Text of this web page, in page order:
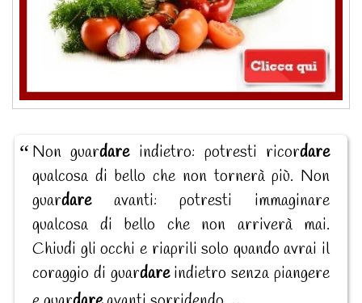
Non guardareindietro: potresti ricordare
qualcosa di bello che non tornerà più. Non
guardareavanti: potresti immaginare
qualcosa di bello che non arriverà mai.
Chiudi gli occhi e riaprili solo quando avrai il
coraggio di guardareindietro senza piangere